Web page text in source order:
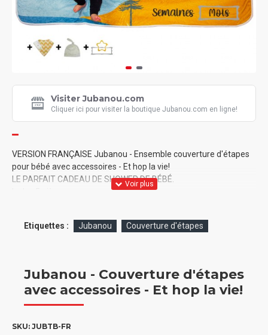
Visiter Jubanou.com
Cliquer ici pour visiter la boutique Jubanou.com en ligne!
VERSION FRANÇAISE Jubanou - Ensemble couverture d'étapes
pour bébé avec accessoires - Et hop la vie!
LE PARFAIT CADEAU DE SHOWER DE BÉBÉ.
- 1 bavoir
Etiquettes : Jubanou Couverture d'étapes
Jubanou - Couverture d'étapes
avec accessoires - Et hop la vie!
SKU: JUBTB-FR